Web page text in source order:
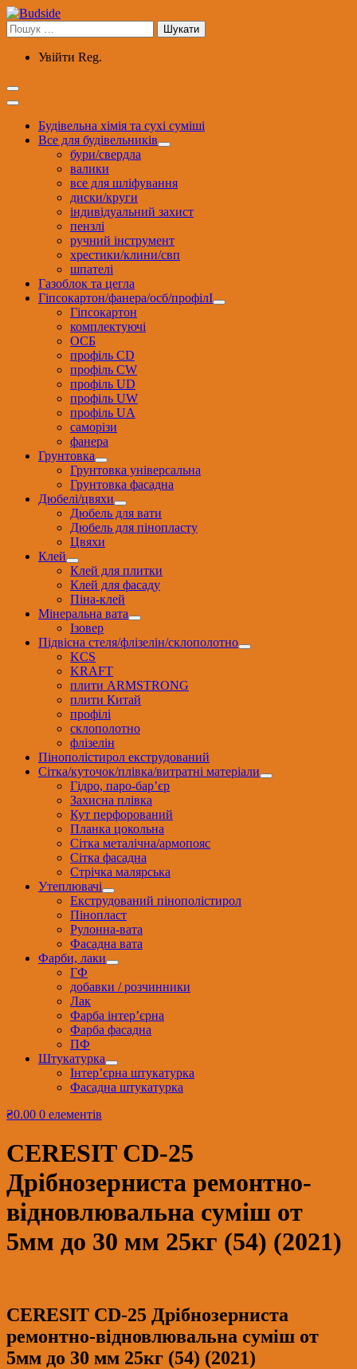
Перейти
до
вмісту
Пошук:
Увійти Reg.
Будівельна хімія та сухі суміші
Все для будівельників
бури/свердла
валики
все для шліфування
диски/круги
індивідуальний захист
пензлі
ручний інструмент
хрестики/клини/свп
шпателі
Газоблок та цегла
Гіпсокартон/фанера/осб/профілІ
Гіпсокартон
комплектуючі
ОСБ
профіль CD
профіль CW
профіль UD
профіль UW
профіль UА
саморізи
фанера
Грунтовка
Грунтовка універсальна
Грунтовка фасадна
Дюбелі/цвяхи
Дюбель для вати
Дюбель для пінопласту
Цвяхи
Клей
Клей для плитки
Клей для фасаду
Піна-клей
Мінеральна вата
Ізовер
Підвісна стеля/флізелін/склополотно
KCS
KRAFT
плити ARMSTRONG
плити Китай
профілі
склополотно
флізелін
Пінополістирол екструдований
Сітка/куточок/плівка/витратні матеріали
Гідро, паро-бар’єр
Захисна плівка
Кут перфорований
Планка цокольна
Сітка металічна/армопояс
Сітка фасадна
Стрічка малярська
Утеплювачі
Екструдований пінополістирол
Пінопласт
Рулонна-вата
Фасадна вата
Фарби, лаки
ГФ
добавки / розчинники
Лак
Фарба інтер’єрна
Фарба фасадна
ПФ
Штукатурка
Інтер’єрна штукатурка
Фасадна штукатурка
₴0.00 0 елементів
CERESIT CD-25
Дрібнозерниста ремонтно-
відновлювальна суміш от
5мм до 30 мм 25кг (54) (2021)
CERESIT CD-25 Дрібнозерниста
ремонтно-відновлювальна суміш от
5мм до 30 мм 25кг (54) (2021)